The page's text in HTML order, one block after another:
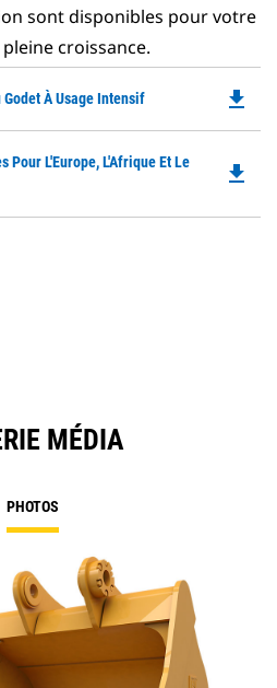
sont disponibles pour votre
croissance.
À Usage Intensif file_download
Pour L'Europe, L'Afrique Et Le
file_download
MÉDIA
PHOTOS